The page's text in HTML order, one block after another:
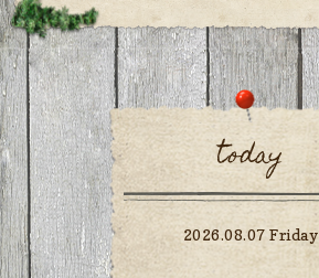
today
2026.08.07 Friday